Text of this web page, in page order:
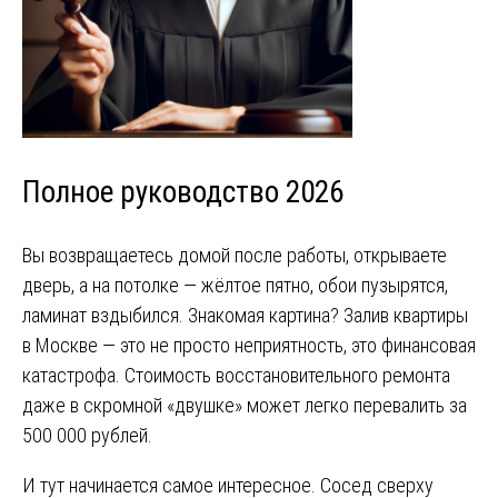
Полное руководство 2026
Вы возвращаетесь домой после работы, открываете
дверь, а на потолке — жёлтое пятно, обои пузырятся,
ламинат вздыбился. Знакомая картина? Залив квартиры
в Москве — это не просто неприятность, это финансовая
катастрофа. Стоимость восстановительного ремонта
даже в скромной «двушке» может легко перевалить за
500 000 рублей.
И тут начинается самое интересное. Сосед сверху